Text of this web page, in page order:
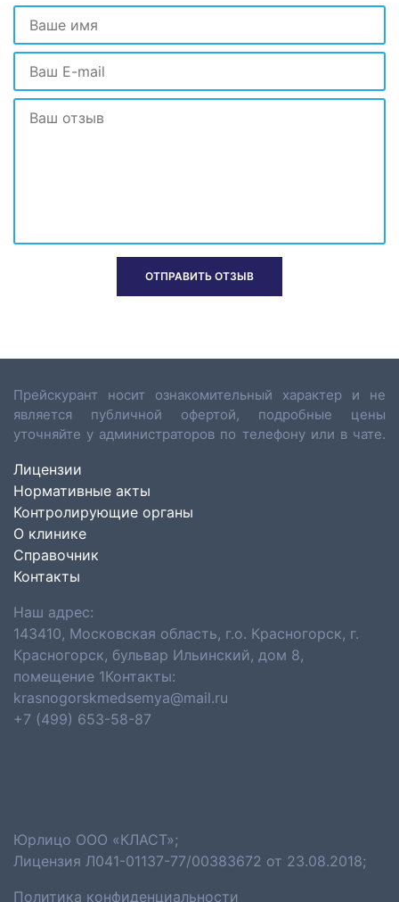
Прейскурант носит ознакомительный характер и не
является публичной офертой, подробные цены
уточняйте у администраторов по телефону или в чате.
Лицензии
Нормативные акты
Контролирующие органы
О клинике
Справочник
Контакты
Наш адрес:
143410, Московская область, г.о. Красногорск, г.
Красногорск, бульвар Ильинский, дом 8,
помещение 1Контакты:
krasnogorskmedsemya@mail.ru
+7 (499) 653-58-87
Юрлицо ООО «КЛАСТ»;
Лицензия Л041-01137-77/00383672 от 23.08.2018;
Политика конфиденциальности